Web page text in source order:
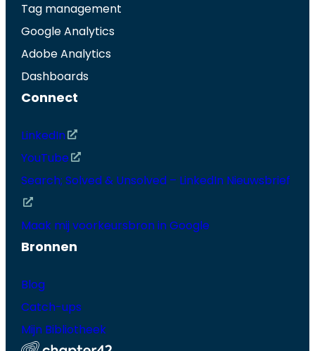
Tag management
Google Analytics
Adobe Analytics
Dashboards
Connect
LinkedIn
YouTube
Search; Solved & Unsolved – LinkedIn Nieuwsbrief
Maak mij voorkeursbron in Google
Bronnen
Blog
Catch-ups
Mijn Bibliotheek